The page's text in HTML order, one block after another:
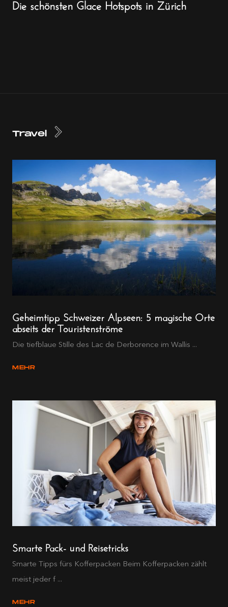
Die schönsten Glace Hotspots in Zürich
Travel
Geheimtipp Schweizer Alpseen: 5 magische Orte
abseits der Touristenströme
Die tiefblaue Stille des Lac de Derborence im Wallis ...
MEHR
Smarte Pack- und Reisetricks
Smarte Tipps fürs Kofferpacken Beim Kofferpacken zählt
meist jeder f ...
MEHR